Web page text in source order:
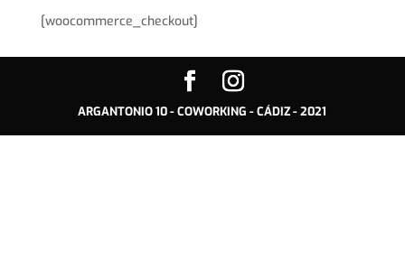
[woocommerce_checkout]
ARGANTONIO 10 - COWORKING - CÁDIZ - 2021